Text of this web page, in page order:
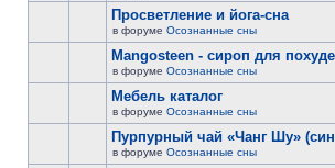
Просветление и йога-сна
в форуме Осознанные сны
Mangosteen - сироп для
в форуме Осознанные сны
Мебель каталог
в форуме Осознанные сны
Пурпурный чай «Чанг Шу»
в форуме Осознанные сны